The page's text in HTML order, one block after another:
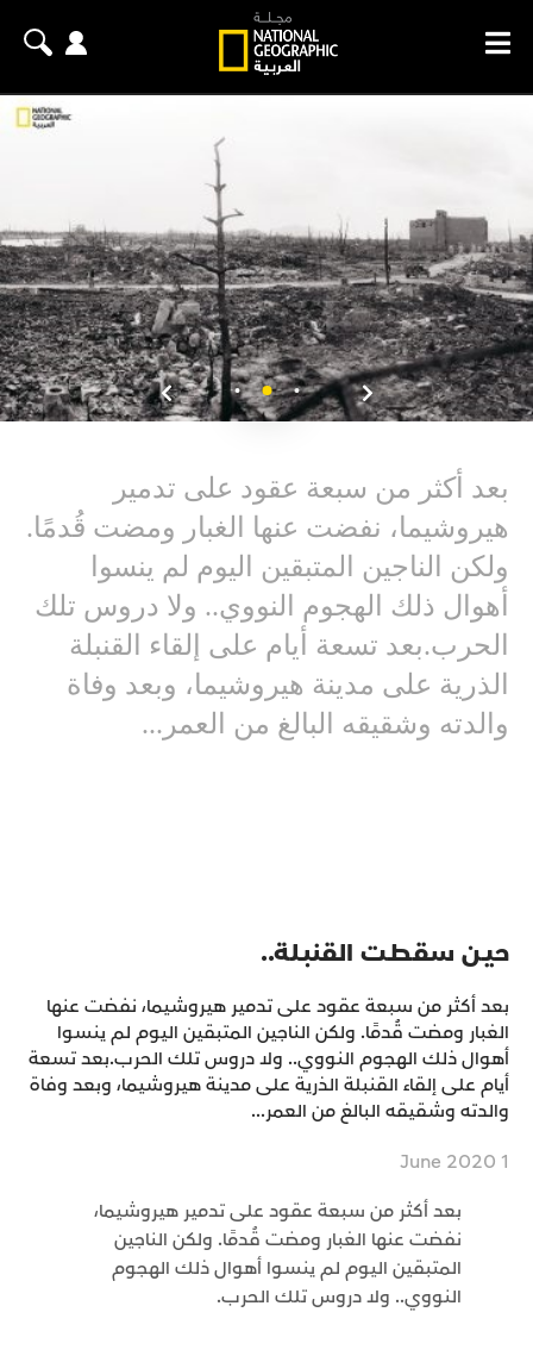
بعد أكثر من سبعة عقود على تدمير
هيروشيما، نفضت عنها الغبار ومضت قُدمًا.
ولكن الناجين المتبقين اليوم لم ينسوا
أهوال ذلك الهجوم النووي.. ولا دروس تلك
الحرب.بعد تسعة أيام على إلقاء القنبلة
الذرية على مدينة هيروشيما، وبعد وفاة
والدته وشقيقه البالغ من العمر...
حيـن سقطـت القنبـلة..
بعد أكثر من سبعة عقود على تدمير هيروشيما، نفضت عنها
الغبار ومضت قُدمًا. ولكن الناجين المتبقين اليوم لم ينسوا
أهوال ذلك الهجوم النووي.. ولا دروس تلك الحرب.بعد تسعة
أيام على إلقاء القنبلة الذرية على مدينة هيروشيما، وبعد وفاة
والدته وشقيقه البالغ من العمر...
1 June 2020
بعد أكثر من سبعة عقود على تدمير هيروشيما،
نفضت عنها الغبار ومضت قُدمًا. ولكن الناجين
المتبقين اليوم لم ينسوا أهوال ذلك الهجوم
النووي.. ولا دروس تلك الحرب.